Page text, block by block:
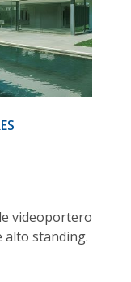
videoportero
alto standing.